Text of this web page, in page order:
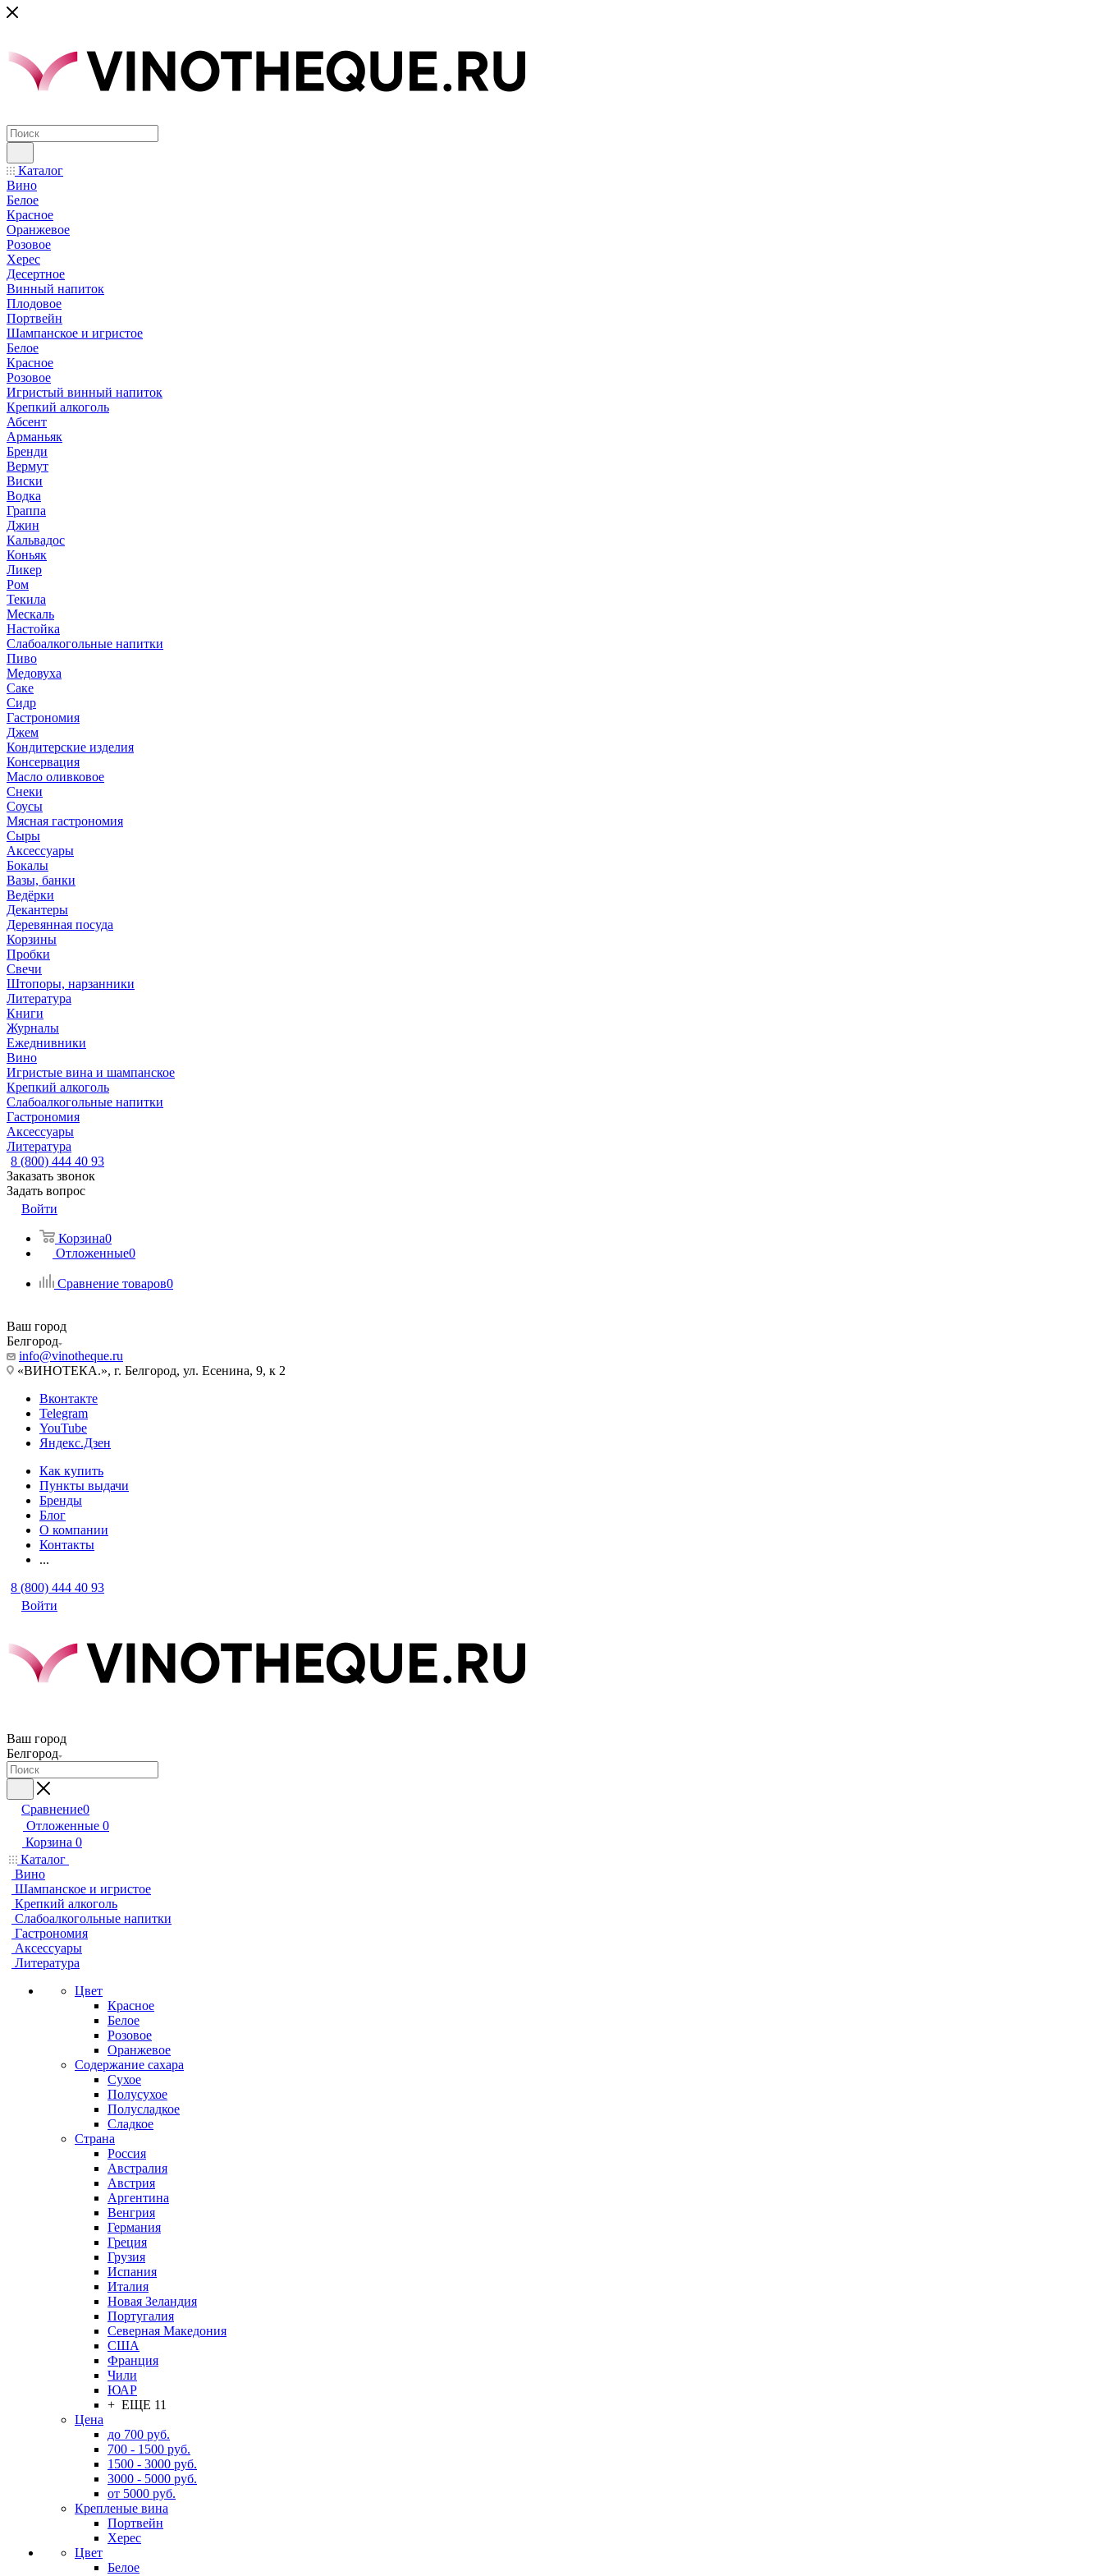
Каталог
Вино
Белое
Красное
Оранжевое
Розовое
Херес
Десертное
Винный напиток
Плодовое
Портвейн
Шампанское и игристое
Белое
Красное
Розовое
Игристый винный напиток
Крепкий алкоголь
Абсент
Арманьяк
Бренди
Вермут
Виски
Водка
Граппа
Джин
Кальвадос
Коньяк
Ликер
Ром
Текила
Мескаль
Настойка
Слабоалкогольные напитки
Пиво
Медовуха
Саке
Сидр
Гастрономия
Джем
Кондитерские изделия
Консервация
Масло оливковое
Снеки
Соусы
Мясная гастрономия
Сыры
Аксессуары
Бокалы
Вазы, банки
Ведёрки
Декантеры
Деревянная посуда
Корзины
Пробки
Свечи
Штопоры, нарзанники
Литература
Книги
Журналы
Ежеднивники
Вино
Игристые вина и шампанское
Крепкий алкоголь
Слабоалкогольные напитки
Гастрономия
Аксессуары
Литература
8 (800) 444 40 93
Заказать звонок
Задать вопрос
Войти
Корзина0
Отложенные0
Сравнение товаров0
Ваш город
Белгород
info@vinotheque.ru
«ВИНОТЕКА.», г. Белгород, ул. Есенина, 9, к 2
Вконтакте
Telegram
YouTube
Яндекс.Дзен
Как купить
Пункты выдачи
Бренды
Блог
О компании
Контакты
...
8 (800) 444 40 93
Войти
Ваш город
Белгород
Сравнение0
Отложенные 0
Корзина 0
Каталог
Вино
Шампанское и игристое
Крепкий алкоголь
Слабоалкогольные напитки
Гастрономия
Аксессуары
Литература
Цвет
Красное
Белое
Розовое
Оранжевое
Содержание сахара
Сухое
Полусухое
Полусладкое
Сладкое
Страна
Россия
Австралия
Австрия
Аргентина
Венгрия
Германия
Греция
Грузия
Испания
Италия
Новая Зеландия
Португалия
Северная Македония
США
Франция
Чили
ЮАР
+ ЕЩЕ 11
Цена
до 700 руб.
700 - 1500 руб.
1500 - 3000 руб.
3000 - 5000 руб.
от 5000 руб.
Крепленые вина
Портвейн
Херес
Цвет
Белое